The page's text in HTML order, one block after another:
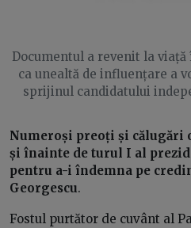
Documentul a revenit la
ca unealtă de influențare a
sprijinul candidatului
Numeroși preoți și călugări
și înainte de turul I al
pentru a-i îndemna pe
Georgescu.
Fostul purtător de cuvânt al